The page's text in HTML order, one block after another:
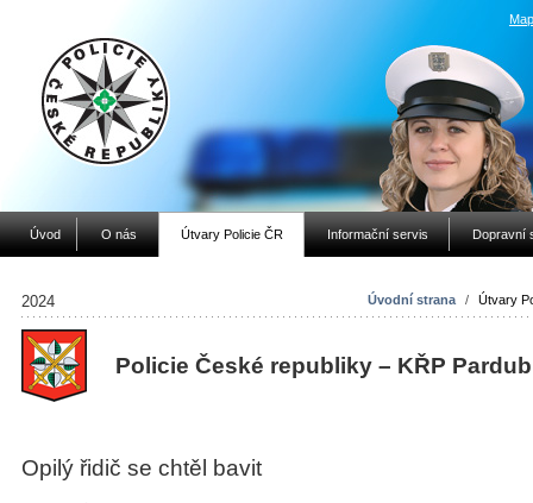
Úvod O nás Útvary Policie ČR Informační servis Dopravní
Úvodní strana / Útvary
2024
Policie České republiky – KŘP
Opilý řidič se chtěl bavit